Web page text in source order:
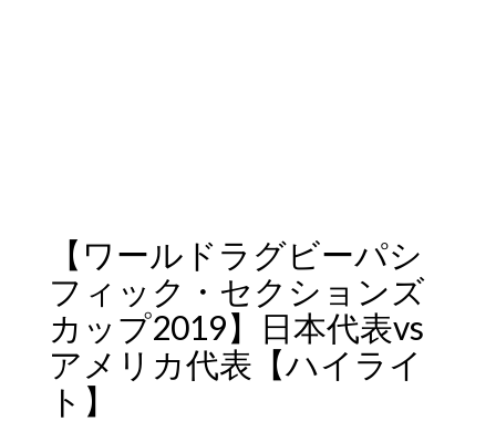
【ワールドラグビーパシ
フィック・セクションズ
カップ2019】日本代表vs
アメリカ代表【ハイライ
ト】